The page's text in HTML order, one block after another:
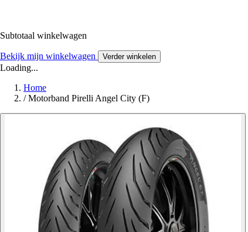
Subtotaal winkelwagen
Bekijk mijn winkelwagen Verder winkelen
Loading...
Home
/ Motorband Pirelli Angel City (F)